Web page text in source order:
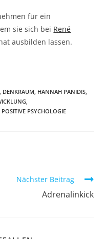
für ein
sie sich bei René
ausbilden lassen.
, DENKRAUM, HANNAH PANIDIS,
,
POSITIVE PSYCHOLOGIE
Nächster Beitrag
Adrenalinkick